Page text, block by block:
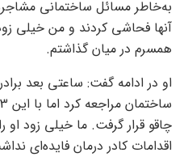
به‌خاطر مسائل ساختمانی
آنها فحاشی کردند و من خیلی
همسرم در میان گذاشتم.
او در ادامه گفت: ساعتی بعد
چاقو قرار گرفت. ما خیلی زود او
اقدامات کادر درمان فایده‌ای